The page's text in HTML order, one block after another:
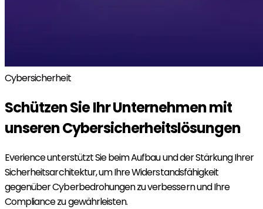
Cybersicherheit
Schützen Sie Ihr Unternehmen mit
unserenCybersicherheitslösungen
Everience unterstützt Sie beim Aufbau und der Stärkung Ihrer
Sicherheitsarchitektur, um Ihre Widerstandsfähigkeit
gegenüber Cyberbedrohungen zu verbessern und Ihre
Compliance zu gewährleisten.